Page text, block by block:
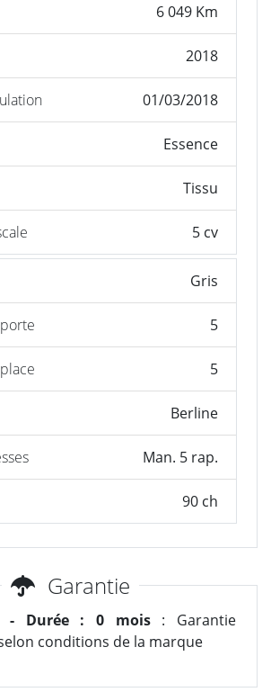
6 049 Km
2018
01/03/2018
Essence
Tissu
5 cv
Gris
5
5
Berline
Man. 5 rap.
90 ch
Garantie
- Durée : 0 mois : Garantie
conditions de la marque